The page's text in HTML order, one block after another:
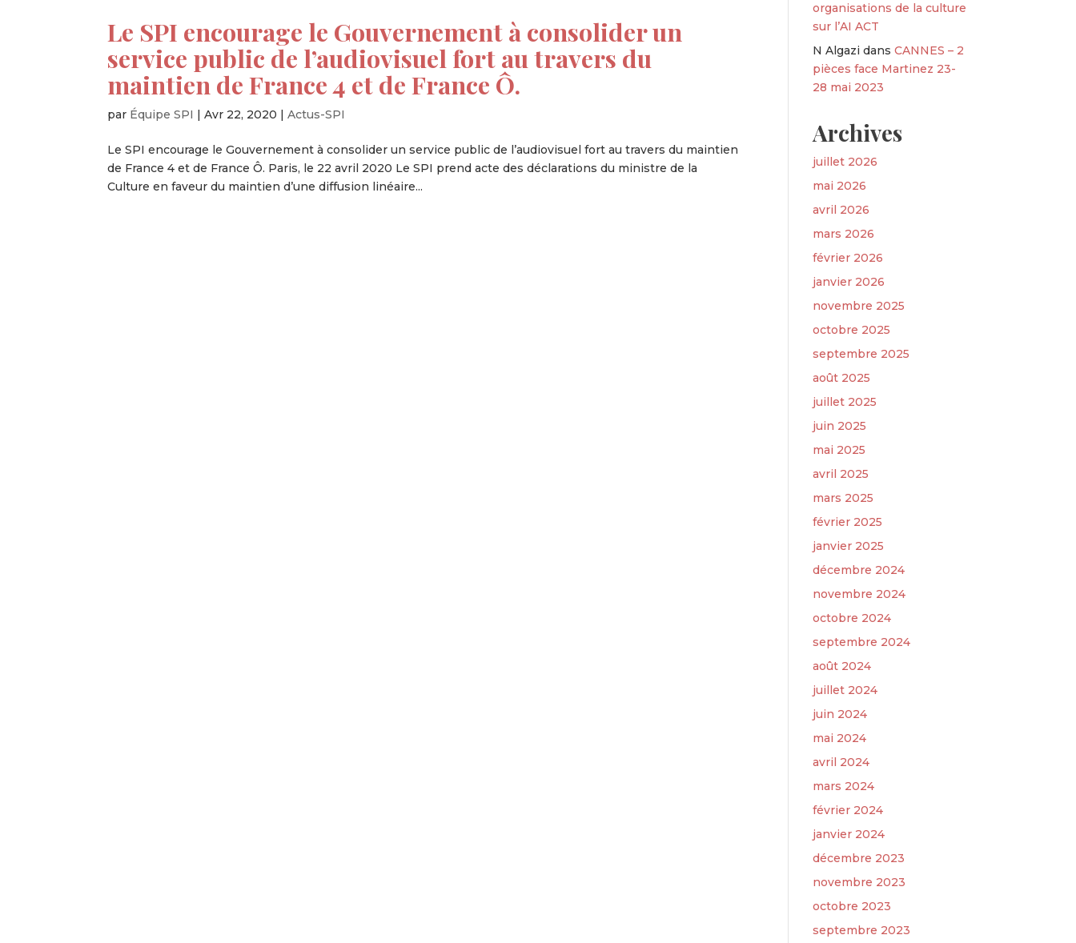
Le SPI encourage le Gouvernement à consolider un
service public de l’audiovisuel fort au travers du
maintien de France 4 et de France Ô.
par Équipe SPI |Avr 22, 2020 |Actus-SPI
Le SPI encourage le Gouvernement à consolider un service public de l’audiovisuel fort au travers du maintien
de France 4 et de France Ô. Paris, le 22 avril 2020 Le SPI prend acte des déclarations du ministre de la
Culture en faveur du maintien d’une diffusion linéaire...
organisations de la culture
sur l’AI ACT
N Algazi dansCANNES – 2
pièces face Martinez 23-
28 mai 2023
Archives
juillet 2026
mai 2026
avril 2026
mars 2026
février 2026
janvier 2026
novembre 2025
octobre 2025
septembre 2025
août 2025
juillet 2025
juin 2025
mai 2025
avril 2025
mars 2025
février 2025
janvier 2025
décembre 2024
novembre 2024
octobre 2024
septembre 2024
août 2024
juillet 2024
juin 2024
mai 2024
avril 2024
mars 2024
février 2024
janvier 2024
décembre 2023
novembre 2023
octobre 2023
septembre 2023